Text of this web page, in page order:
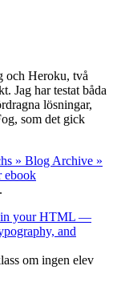
och Heroku, två
Jag har testat båda
lösningar,
som det gick
» Blog Archive »
ebook
in your HTML —
and
om ingen elev